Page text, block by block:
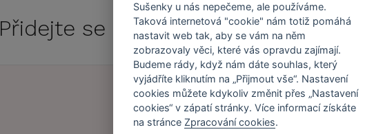
Přidejte se doCaresse Clubu!
Náš příběh
Sušenky u nás nepečeme, ale používáme.
Taková internetová "cookie" nám totiž pomáhá
nastavit web tak, aby se vám na něm
zobrazovaly věci, které vás opravdu zajímají.
Budeme rády, když nám dáte souhlas, který
vyjádříte kliknutím na „Přijmout vše“. Nastavení
cookies můžete kdykoliv změnit přes „Nastavení
cookies“ v zápatí stránky. Více informací získáte
na stránce Zpracování cookies.